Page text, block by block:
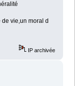
vie,un moral d
IP archivée